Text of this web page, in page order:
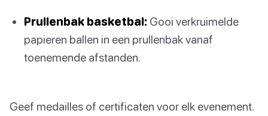
Prullenbak basketbal: Gooi verkruimelde
papieren ballen in een prullenbak vanaf
toenemende afstanden.
Geef medailles of certificaten voor elk evenement.